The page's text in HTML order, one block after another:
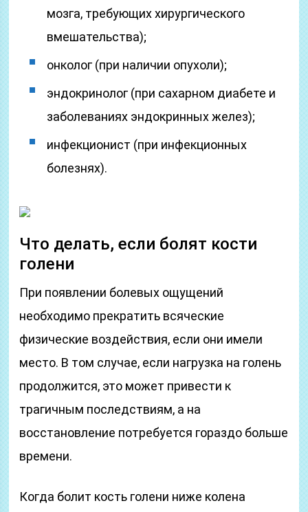
мозга, требующих хирургического
вмешательства);
онколог (при наличии опухоли);
эндокринолог (при сахарном диабете и
заболеваниях эндокринных желез);
инфекционист (при инфекционных
болезнях).
Что делать, если болят кости
голени
При появлении болевых ощущений
необходимо прекратить всяческие
физические воздействия, если они имели
место. В том случае, если нагрузка на голень
продолжится, это может привести к
трагичным последствиям, а на
восстановление потребуется гораздо больше
времени.
Когда болит кость голени ниже колена